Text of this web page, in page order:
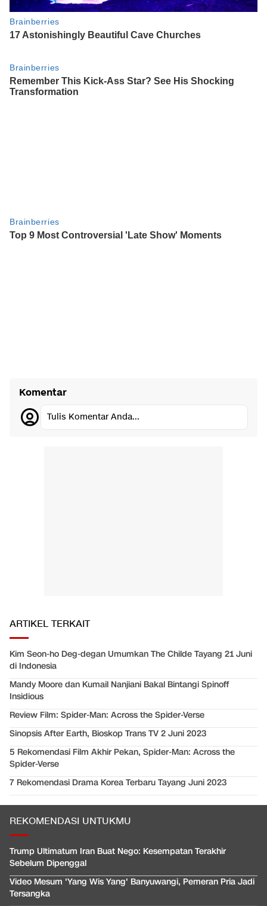
Komentar
Tulis Komentar Anda...
ARTIKEL TERKAIT
Kim Seon-ho Deg-degan Umumkan The Childe Tayang 21 Juni
di Indonesia
Mandy Moore dan Kumail Nanjiani Bakal Bintangi Spinoff
Insidious
Review Film: Spider-Man: Across the Spider-Verse
Sinopsis After Earth, Bioskop Trans TV 2 Juni 2023
5 Rekomendasi Film Akhir Pekan, Spider-Man: Across the
Spider-Verse
7 Rekomendasi Drama Korea Terbaru Tayang Juni 2023
REKOMENDASI UNTUKMU
Trump Ultimatum Iran Buat Nego: Kesempatan Terakhir
Sebelum Dipenggal
Video Mesum 'Yang Wis Yang' Banyuwangi, Pemeran Pria Jadi
Tersangka